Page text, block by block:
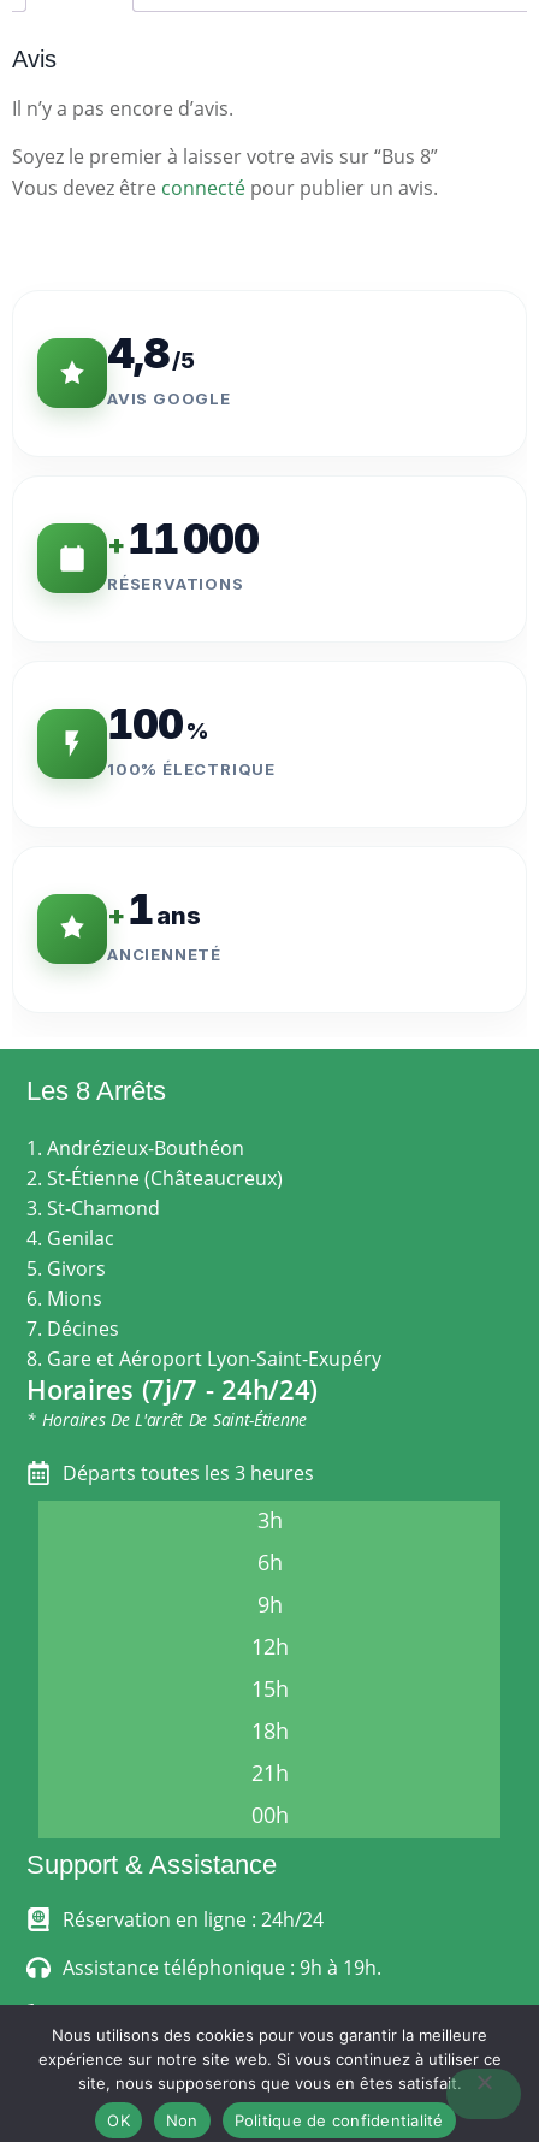
Avis
Il n’y a pas encore d’avis.
Soyez le premier à laisser votre avis sur “Bus 8”
Vous devez être connecté pour publier un avis.
4,8/5
AVIS GOOGLE
+11 000
RÉSERVATIONS
100%
100% ÉLECTRIQUE
+1ans
ANCIENNETÉ
Les 8 Arrêts
1. Andrézieux-Bouthéon
2. St-Étienne (Châteaucreux)
3. St-Chamond
4. Genilac
5. Givors
6. Mions
7. Décines
8. Gare et Aéroport Lyon-Saint-Exupéry
Horaires (7j/7 - 24h/24)
* Horaires De L'arrêt De Saint-Étienne
Départs toutes les 3 heures
3h
6h
9h
12h
15h
18h
21h
00h
Support & Assistance
Réservation en ligne : 24h/24
Assistance téléphonique : 9h à 19h.
MENTIONS LÉGALES
POLITIQUE DE CONFIDENTIALITÉ
CONDITIONS GÉNÉRALES DE VENTE
© Stephanoise-Express.fr
Nous utilisons des cookies pour vous garantir la meilleure
expérience sur notre site web. Si vous continuez à utiliser ce
site, nous supposerons que vous en êtes satisfait.
OK
Non Politique de confidentialité